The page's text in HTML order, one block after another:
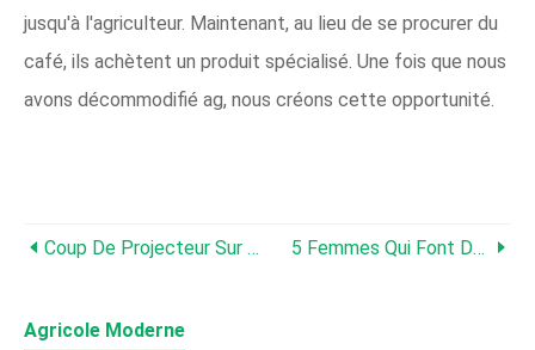
jusqu'à l'agriculteur. Maintenant, au lieu de se procurer du
café, ils achètent un produit spécialisé. Une fois que nous
avons décommodifié ag, nous créons cette opportunité.
Coup De Projecteur Sur Les Start-Up :Données Agrisource 5 Femmes Qui Font De La Technologie
Agricole Moderne